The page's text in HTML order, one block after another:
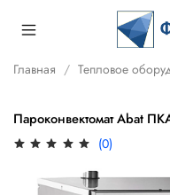
Главная Тепловое
Пароконвектомат Abat
(0)